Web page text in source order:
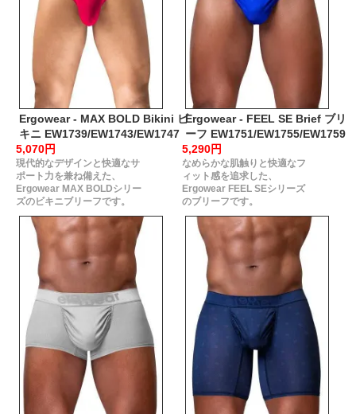
Ergowear - MAX BOLD Bikini ビ
キニ EW1739/EW1743/EW1747
5,070円
現代的なデザインと快適なサ
ポート力を兼ね備えた、
Ergowear MAX BOLDシリー
ズのビキニブリーフです。
Ergowear - FEEL SE Brief ブリ
ーフ EW1751/EW1755/EW1759
5,290円
なめらかな肌触りと快適なフ
ィット感を追求した、
Ergowear FEEL SEシリーズ
のブリーフです。